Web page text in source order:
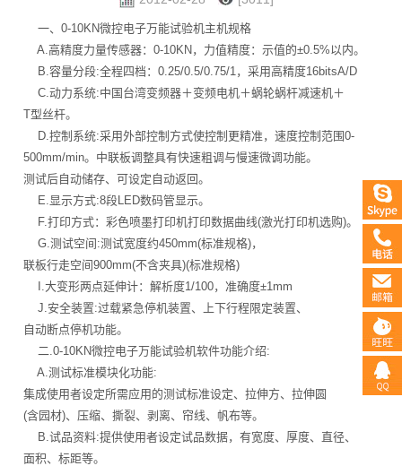
一、0-10KN微控电子万能试验机主机规格
A.高精度力量传感器：0-10KN，力值精度：示值的±0.5%以内。
B.容量分段:全程四档：0.25/0.5/0.75/1，采用高精度16bitsA/D
C.动力系统:中国台湾变频器＋变频电机＋蜗轮蜗杆减速机＋
T型丝杆。
D.控制系统:采用外部控制方式使控制更精准，速度控制范围0-
500mm/min。中联板调整具有快速粗调与慢速微调功能。
测试后自动储存、可设定自动返回。
E.显示方式:8段LED数码管显示。
F.打印方式：彩色喷墨打印机打印数据曲线(激光打印机选购)。
G.测试空间:测试宽度约450mm(标准规格)，
联板行走空间900mm(不含夹具)(标准规格)
I.大变形两点延伸计：解析度1/100，准确度±1mm
J.安全装置:过载紧急停机装置、上下行程限定装置、
自动断点停机功能。
二.0-10KN微控电子万能试验机软件功能介绍:
A.测试标准模块化功能:
集成使用者设定所需应用的测试标准设定、拉伸方、拉伸圆
(含园材)、压缩、撕裂、剥离、帘线、帆布等。
B.试品资料:提供使用者设定试品数据，有宽度、厚度、直径、
面积、标距等。